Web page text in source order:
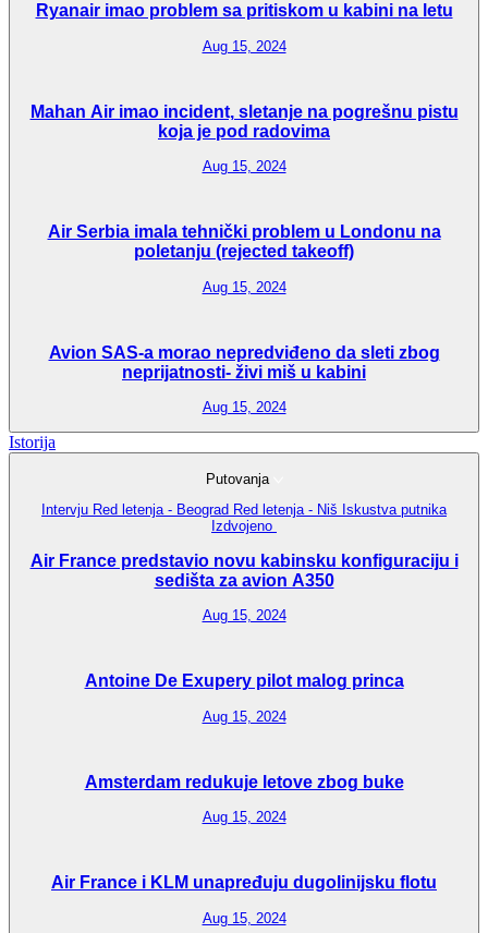
Ryanair imao problem sa pritiskom u kabini na letu
Aug 15, 2024
Mahan Air imao incident, sletanje na pogrešnu pistu
koja je pod radovima
Aug 15, 2024
Air Serbia imala tehnički problem u Londonu na
poletanju (rejected takeoff)
Aug 15, 2024
Avion SAS-a morao nepredviđeno da sleti zbog
neprijatnosti- živi miš u kabini
Aug 15, 2024
Istorija
Putovanja
Intervju Red letenja - Beograd Red letenja - Niš Iskustva putnika
Izdvojeno
Air France predstavio novu kabinsku konfiguraciju i
sedišta za avion A350
Aug 15, 2024
Antoine De Exupery pilot malog princa
Aug 15, 2024
Amsterdam redukuje letove zbog buke
Aug 15, 2024
Air France i KLM unapređuju dugolinijsku flotu
Aug 15, 2024